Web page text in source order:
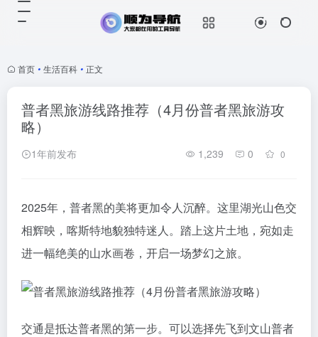
首页 • 生活百科 • 正文
普者黑旅游线路推荐（4月份普者黑旅游攻
略）
1年前发布 1,239 0 0
2025年，普者黑的美将更加令人沉醉。这里湖光山色交
相辉映，喀斯特地貌独特迷人。踏上这片土地，宛如走
进一幅绝美的山水画卷，开启一场梦幻之旅。
交通是抵达普者黑的第一步。可以选择先飞到文山普者